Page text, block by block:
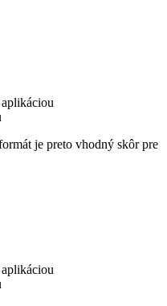
je preto vhodný skôr pre